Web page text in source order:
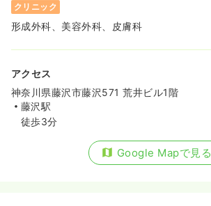
クリニック
形成外科、美容外科、皮膚科
アクセス
神奈川県藤沢市藤沢571 荒井ビル1階
藤沢駅
徒歩3分
Google Mapで見る